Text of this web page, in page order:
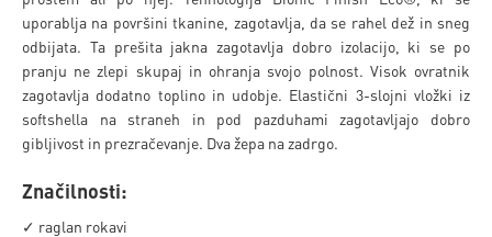
uporablja na površini tkanine, zagotavlja, da se rahel dež in sneg
odbijata. Ta prešita jakna zagotavlja dobro izolacijo, ki se po
pranju ne zlepi skupaj in ohranja svojo polnost. Visok ovratnik
zagotavlja dodatno toplino in udobje. Elastični 3-slojni vložki iz
softshella na straneh in pod pazduhami zagotavljajo dobro
gibljivost in prezračevanje. Dva žepa na zadrgo.
Značilnosti:
✓ raglan rokavi